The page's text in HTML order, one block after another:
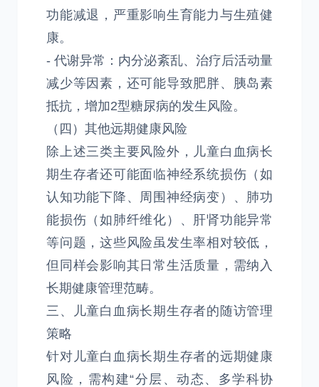
功能减退，严重影响生育能力与生殖健
康。
- 代谢异常：内分泌紊乱、治疗后活动量
减少等因素，还可能导致肥胖、胰岛素
抵抗，增加2型糖尿病的发生风险。
（四）其他远期健康风险
除上述三类主要风险外，儿童白血病长
期生存者还可能面临神经系统损伤（如
认知功能下降、周围神经病变）、肺功
能损伤（如肺纤维化）、肝肾功能异常
等问题，这些风险虽发生率相对较低，
但同样会影响其日常生活质量，需纳入
长期健康管理范畴。
三、儿童白血病长期生存者的随访管理
策略
针对儿童白血病长期生存者的远期健康
风险，需构建“分层、动态、多学科协